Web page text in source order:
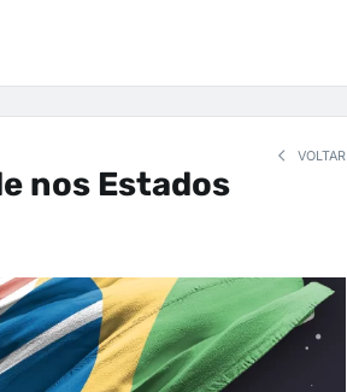
VOLTAR
nos Estados